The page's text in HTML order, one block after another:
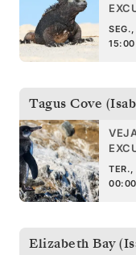
Tagus Cove
TER.,
Elizabeth Bay